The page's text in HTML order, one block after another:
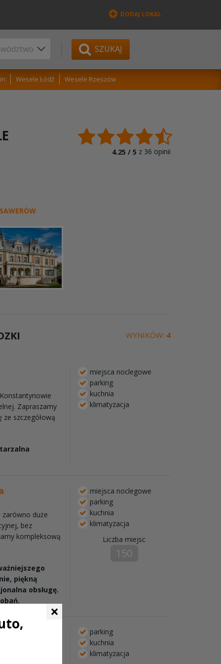
DODAJ LOKAL
SZUKAJ
Wesele Łódź Wesele Rzeszów
4.25 / 5 z 36 opinii
WYNIKÓW: 4
Zapraszamy
szczegółową
miejsca noclegowe
parking
kuchnia
klimatyzacja
duże
bez
kompleksową
piękną
obsługę.
miejsca noclegowe
parking
kuchnia
klimatyzacja
Liczba miejsc
150
i chcesz, aby
parking
kuchnia
klimatyzacja
×